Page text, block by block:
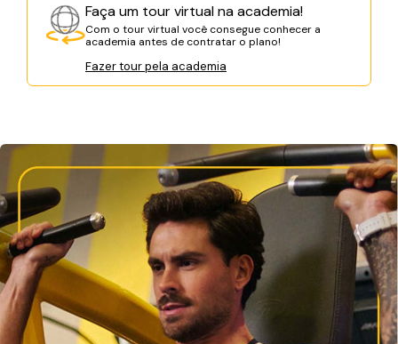
Faça um tour virtual na academia!
Com o tour virtual você consegue conhecer a
academia antes de contratar o plano!
Fazer tour pela academia